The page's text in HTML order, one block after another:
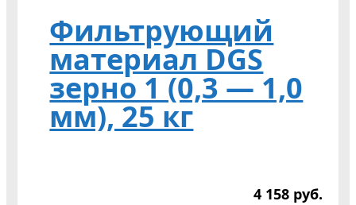
Фильтрующий
материал DGS
зерно 1 (0,3 — 1,0
мм), 25 кг
4 158 руб.